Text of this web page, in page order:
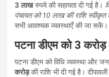
3 लाखरुपये की सहायता दी गई है।
पंचायत को 10 लाख की राशि स्वीकृत
सभी आवश्यक व्यवस्थाएँ की जा सकें।
पटना डीएम को 3 करोड़
पटना डीएम को विधि व्यवस्था और
करोड़की राशि भी दी गई है।